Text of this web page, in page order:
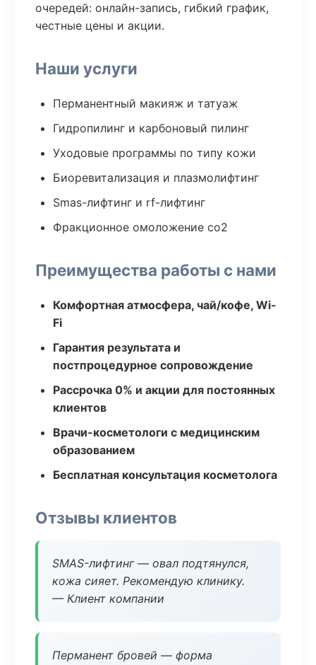
очередей: онлайн-запись, гибкий график,
честные цены и акции.
Наши услуги
Перманентный макияж и татуаж
Гидропилинг и карбоновый пилинг
Уходовые программы по типу кожи
Биоревитализация и плазмолифтинг
Smas-лифтинг и rf-лифтинг
Фракционное омоложение co2
Преимущества работы с нами
Комфортная атмосфера, чай/кофе, Wi-
Fi
Гарантия результата и
постпроцедурное сопровождение
Рассрочка 0% и акции для постоянных
клиентов
Врачи-косметологи с медицинским
образованием
Бесплатная консультация косметолога
Отзывы клиентов
SMAS-лифтинг — овал подтянулся,
кожа сияет. Рекомендую клинику.
— Клиент компании
Перманент бровей — форма